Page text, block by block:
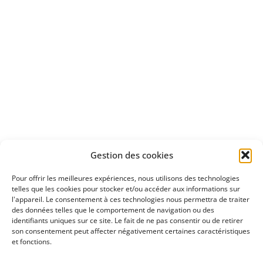
Gestion des cookies
Pour offrir les meilleures expériences, nous utilisons des technologies
telles que les cookies pour stocker et/ou accéder aux informations sur
l'appareil. Le consentement à ces technologies nous permettra de traiter
des données telles que le comportement de navigation ou des
identifiants uniques sur ce site. Le fait de ne pas consentir ou de retirer
son consentement peut affecter négativement certaines caractéristiques
et fonctions.
Découvrez